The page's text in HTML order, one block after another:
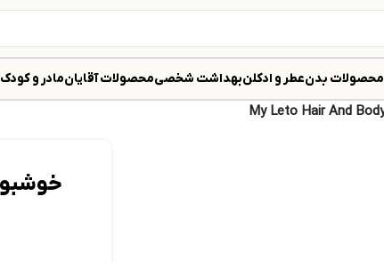
محصولات بدنعطر و ادکلنبهداشت شخصیمحصولات آقایانمادر و کودک